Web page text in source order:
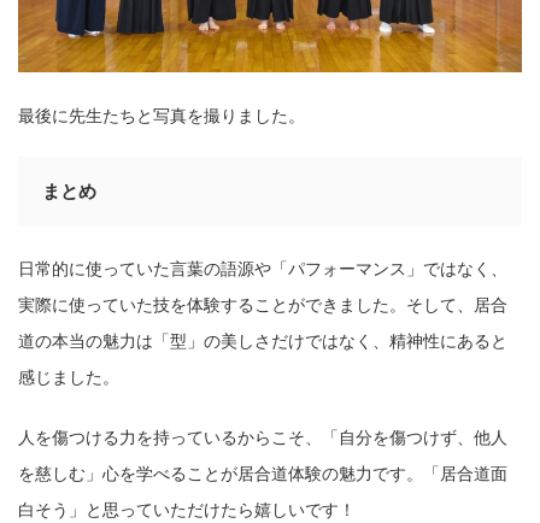
最後に先⽣たちと写真を撮りました。
まとめ
⽇常的に使っていた⾔葉の語源や「パフォーマンス」ではなく、
実際に使っていた技を体験することができました。そして、居合
道の本当の魅⼒は「型」の美しさだけではなく、精神性にあると
感じました。
⼈を傷つける⼒を持っているからこそ、「⾃分を傷つけず、他⼈
を慈しむ」⼼を学べることが居合道体験の魅⼒です。「居合道⾯
⽩そう」と思っていただけたら嬉しいです！